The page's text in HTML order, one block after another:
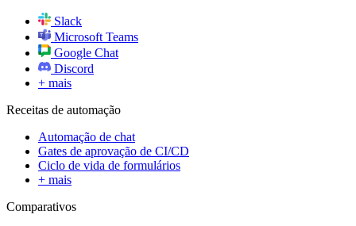
Slack
Microsoft Teams
Google Chat
Discord
+ mais
Receitas de automação
Automação de chat
Gates de aprovação de CI/CD
Ciclo de vida de formulários
+ mais
Comparativos